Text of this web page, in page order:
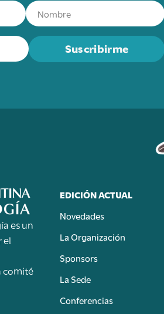
Suscribirme
es un
el
comité
EDICIÓN ACTUAL
Novedades
La Organización
Sponsors
La Sede
Conferencias